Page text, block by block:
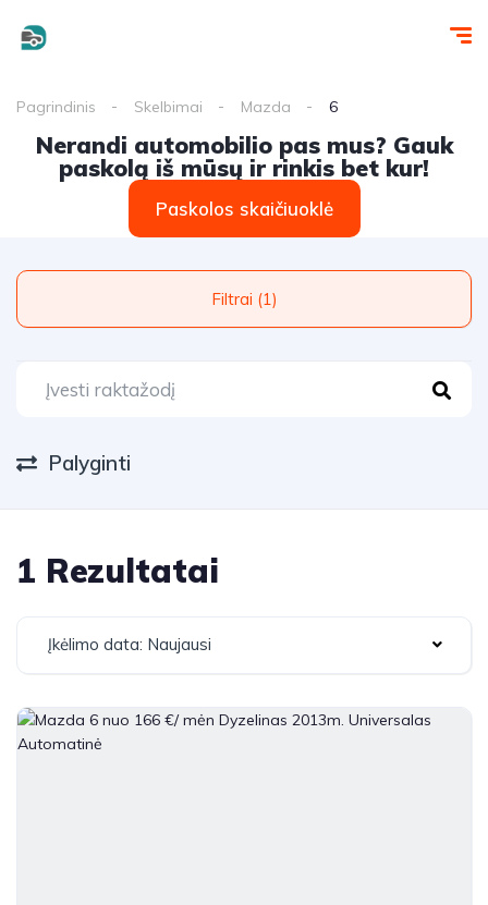
Pagrindinis Skelbimai Mazda 6
Nerandi automobilio pas mus? Gauk
paskolą iš mūsų ir rinkis bet kur!
Paskolos skaičiuoklė
Filtrai (1)
Palyginti
1 Rezultatai
Įkėlimo data: Naujausi